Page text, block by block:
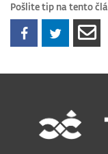
Pošlite tip na tento